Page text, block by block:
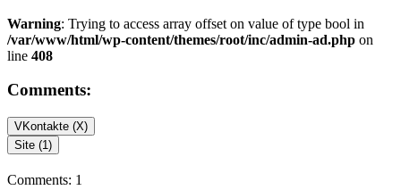
Warning: Trying to access array offset on value of type bool in
/var/www/html/wp-content/themes/root/inc/admin-ad.php on
line 408
Comments:
VKontakte (X)
Site (1)
Comments: 1